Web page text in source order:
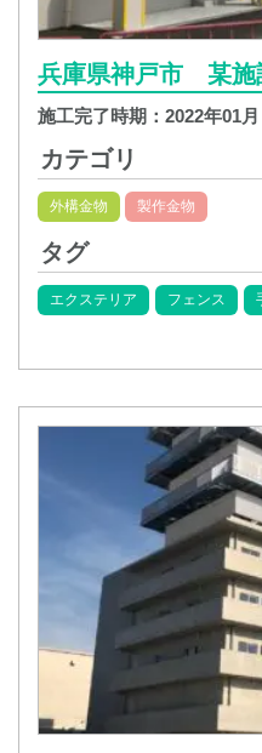
兵庫県神戸市 某施
施工完了時期： 2022年01月
カテゴリ
外構金物 製作金物
タグ
エクステリア フェンス